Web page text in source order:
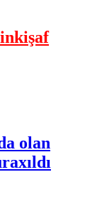
olan